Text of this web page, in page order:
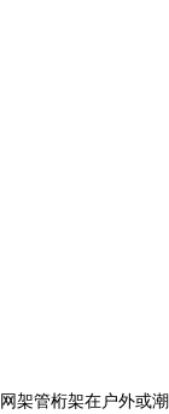
网架管桁架在户外或潮